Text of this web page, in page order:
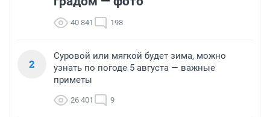
40 841 198
2
Суровой или мягкой будет зима, можно
узнать по погоде 5 августа — важные
приметы
26 401 9